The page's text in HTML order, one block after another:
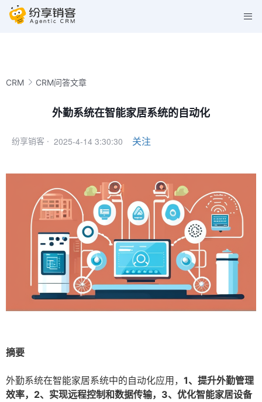
CRM CRM问答文章
外勤系统在智能家居系统的自动化
纷享销客 · 2025-4-14 3:30:30 关注
摘要
外勤系统在智能家居系统中的自动化应用， 1、提升外勤管理
效率，2、实现远程控制和数据传输，3、优化智能家居设备